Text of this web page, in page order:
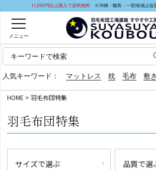
11,000円以上購入で送料無料 ※沖縄・離島・一部地域は追
メニュー
人気キーワード： マットレス 枕 毛布 敷
HOME 羽毛布団特集
羽毛布団特集
サイズで選ぶ 品質で選